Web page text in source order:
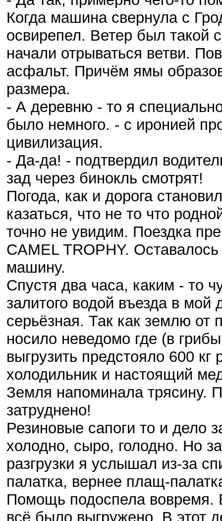
Когда машина свернула с
освирепел. Ветер был такой
начали отрываться ветви.
асфальт. Причём ямы
размера.
- А деревню - то я
было немного. - с иронией
цивилизация.
- Да-да! - подтвердил
зад через бинокль смотрят!
Погода, как и дорога
казаться, что не то что
точно не увидим. Поездка
CAMEL TROPHY. Оставалось
машину.
Спустя два часа, каким - то
залитого водой въезда в
серьёзная. Так как землю
носило неведомо где (в
выгрузить предстояло 600
холодильник и настоящий
Земля напоминала трясину.
затруднено!
Резиновые сапоги то и дело
холодно, сыро, голодно. Но
разгрузки я услышал из-за
палатка, вернее плащ-
Помощь подоспела вовремя.
всё было выгружено. В этот